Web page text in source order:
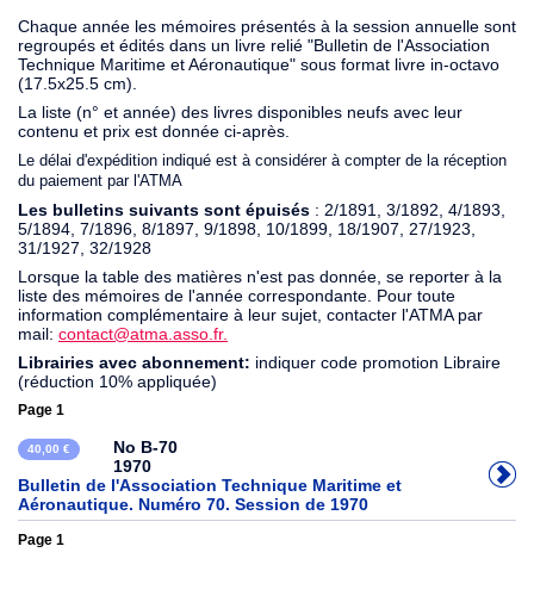
Chaque année les mémoires présentés à la session annuelle sont
regroupés et édités dans un livre relié "Bulletin de l'Association
Technique Maritime et Aéronautique" sous format livre in-octavo
(17.5x25.5 cm).
La liste (n° et année) des livres disponibles neufs avec leur
contenu et prix est donnée ci-après.
Le délai d'expédition indiqué est à considérer à compter de la réception
du paiement par l'ATMA
Les bulletins suivants sont épuisés : 2/1891, 3/1892, 4/1893,
5/1894, 7/1896, 8/1897, 9/1898, 10/1899, 18/1907, 27/1923,
31/1927, 32/1928
Lorsque la table des matières n'est pas donnée, se reporter à la
liste des mémoires de l'année correspondante. Pour toute
information complémentaire à leur sujet, contacter l'ATMA par
mail: contact@atma.asso.fr.
Librairies avec abonnement: indiquer code promotion Libraire
(réduction 10% appliquée)
Page 1
40,00 €
No B-70
1970
Bulletin de l'Association Technique Maritime et
Aéronautique. Numéro 70. Session de 1970
Page 1